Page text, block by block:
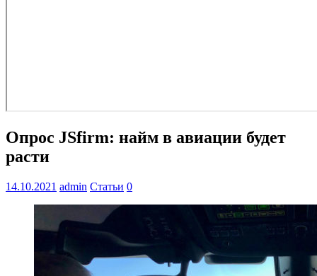
Опрос JSfirm: найм в авиации будет
расти
14.10.2021 admin Статьи 0